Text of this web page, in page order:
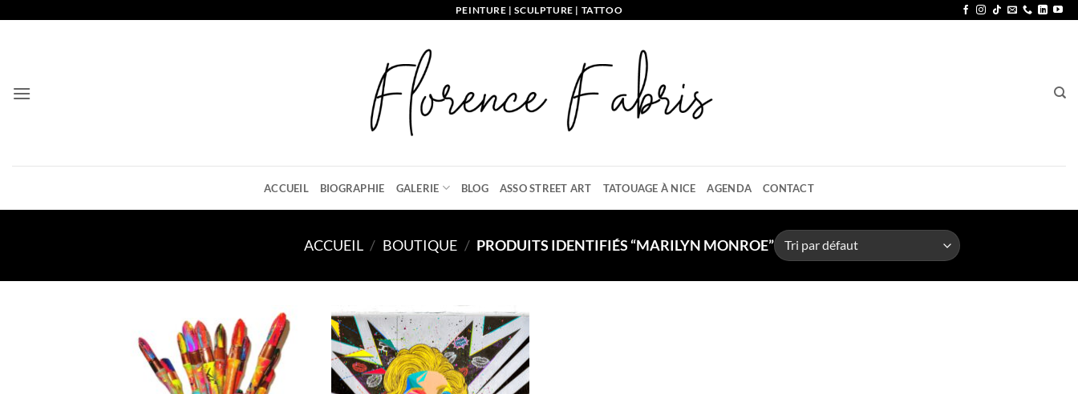
PEINTURE | SCULPTURE | TATTOO
ACCUEIL BIOGRAPHIE GALERIE BLOG ASSO STREET ART TATOUAGE À NICE AGENDA CONTACT
ACCUEIL / BOUTIQUE / PRODUITS IDENTIFIÉS “MARILYN MONROE”